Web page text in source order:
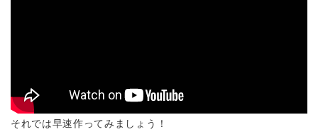
それでは早速作ってみましょう！